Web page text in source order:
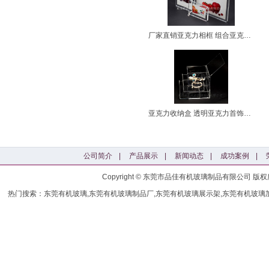
厂家直销亚克力相框 组合亚克力相
亚克力收纳盒 透明亚克力首饰、化
公司简介 产品展示 新闻动态 成功案例
Copyright © 东莞市品佳有机玻璃制品有限公司 版
热门搜索：东莞有机玻璃,东莞有机玻璃制品厂,东莞有机玻璃展示架,东莞有机玻